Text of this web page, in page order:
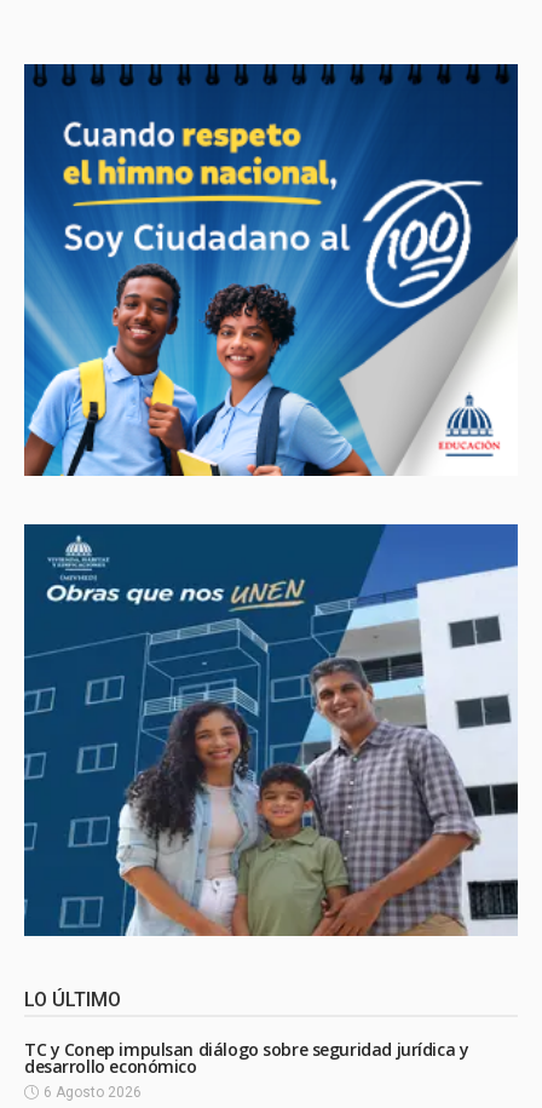
LO ÚLTIMO
TC y Conep impulsan diálogo sobre seguridad jurídica y
desarrollo económico
6 Agosto 2026